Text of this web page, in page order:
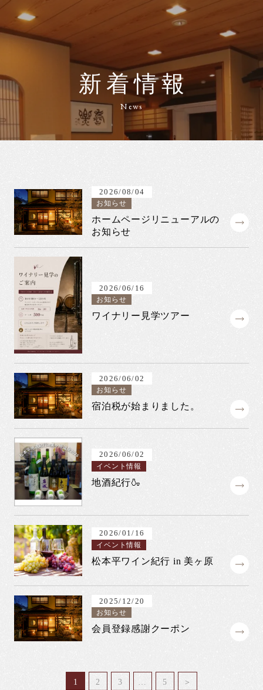
新着情報
News
2026/08/04
お知らせ
ホームページリニューアルの
お知らせ
2026/06/16
お知らせ
ワイナリー見学ツアー
2026/06/02
お知らせ
宿泊税が始まりました。
2026/06/02
イベント情報
地酒紀行🍶
2026/01/16
イベント情報
松本平ワイン紀行 in 美ヶ原
2025/12/20
お知らせ
会員登録感謝クーポン
1 2 3 5 ＞